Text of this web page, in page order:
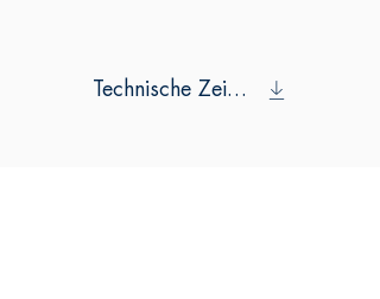
Technische Zeichnung